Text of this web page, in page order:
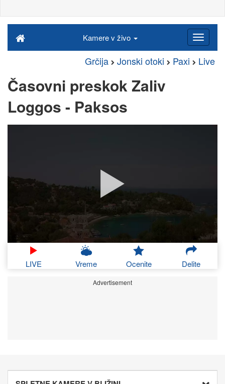
Kamere v živo
Grčija Jonski otoki Paxi Live
Časovni preskok Zaliv
Loggos - Paksos
LIVE Vreme Ocenite Delite
Advertisement